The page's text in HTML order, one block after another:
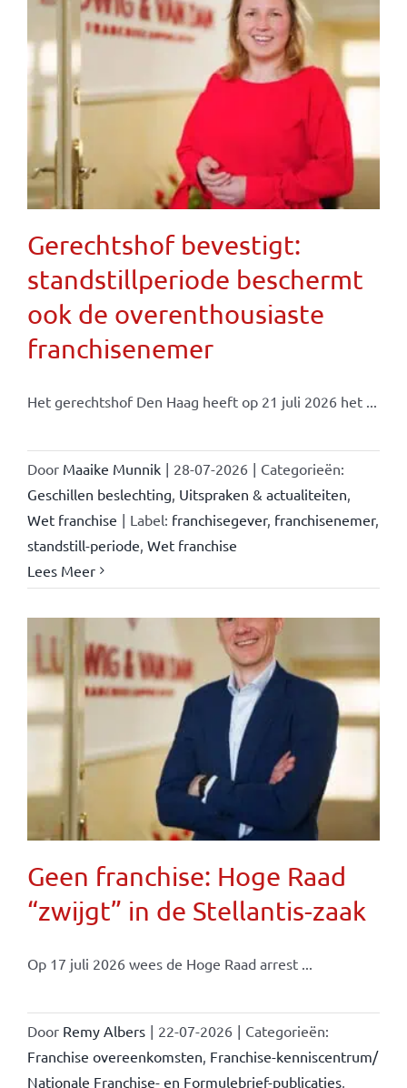
Gerechtshof bevestigt:
standstillperiode beschermt
ook de overenthousiaste
franchisenemer
Het gerechtshof Den Haag heeft op 21 juli 2026 het ...
Door Maaike Munnik | 28-07-2026 | Categorieën:
Geschillen beslechting Uitspraken & actualiteiten
Wet franchise | Label: franchisegever, franchisenemer,
standstill-periode Wet franchise
Lees Meer
Geen franchise: Hoge Raad
“zwijgt” in de Stellantis-zaak
Op 17 juli 2026 wees de Hoge Raad arrest ...
Door Remy Albers | 22-07-2026 | Categorieën:
Franchise overeenkomsten Franchise-kenniscentrum/
Nationale Franchise- en Formulebrief-publicaties,